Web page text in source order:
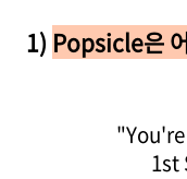
1) Popsicle은
1st